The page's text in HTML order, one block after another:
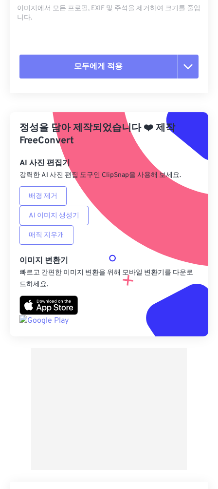
이미지에서 모든 프로필, EXIF ​​및 주석을 제거하여 크기를 줄입
니다.
모두에게 적용
사전 설정에서 적용
사전 설정으로 저장
정성을 담아 제작되었습니다❤️제작
FreeConvert
AI 사진 편집기
강력한 AI 사진 편집 도구인 ClipSnap을 사용해 보세요.
배경 제거
AI 이미지 생성기
매직 지우개
이미지 변환기
빠르고 간편한 이미지 변환을 위해 모바일 변환기를 다운로
드하세요.